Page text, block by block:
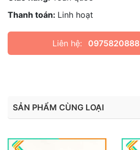
Thanh toán: Linh hoạt
Liên hệ: 0975820888
SẢN PHẨM CÙNG LOẠI